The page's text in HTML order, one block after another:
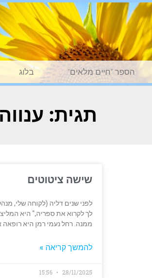
הספר "חיים מלאים" בלוג
תגית: ענווה
שישה ציטוטים
לפני שנים דליה (לקוחה שלי,
לך לקרוא את ספריה," היא
ממנה. רחל נעמי רמן היא רופאה
להמשך קריאה »
28/11/2025